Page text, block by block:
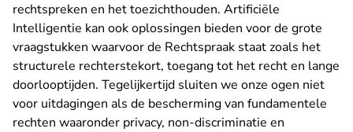
rechtspreken en het toezichthouden. Artificiële
Intelligentie kan ook oplossingen bieden voor de grote
vraagstukken waarvoor de Rechtspraak staat zoals het
structurele rechterstekort, toegang tot het recht en lange
doorlooptijden. Tegelijkertijd sluiten we onze ogen niet
voor uitdagingen als de bescherming van fundamentele
rechten waaronder privacy, non-discriminatie en